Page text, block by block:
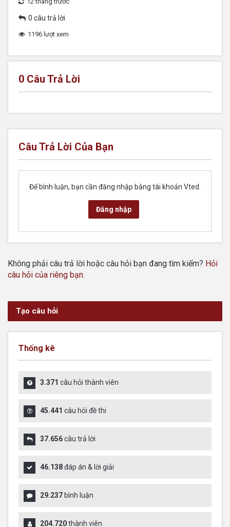
0 câu trả lời
1196 lượt xem
0 Câu Trả Lời
Câu Trả Lời Của Bạn
Để bình luận, bạn cần đăng nhập bằng tài khoản Vted.
Đăng nhập
Không phải câu trả lời hoặc câu hỏi bạn đang tìm kiếm? Hỏi
câu hỏi của riêng bạn.
Tạo câu hỏi
Thống kê
3.371 câu hỏi thành viên
45.441 câu hỏi đề thi
37.656câu trả lời
46.138đáp án & lời giải
29.237 bình luận
204.720thành viên